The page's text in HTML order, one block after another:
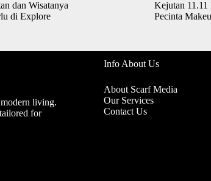
dan Wisatanya
di Explore
Kejutan 11.11
Pecinta
living.
for
Info About Us
About Scarf Media
Our Services
Contact Us